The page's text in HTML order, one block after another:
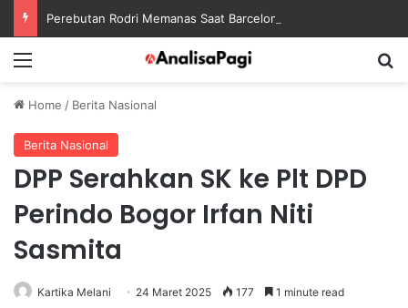
Home / Berita Nasional
Berita Nasional
DPP Serahkan SK ke Plt DPD
Perindo Bogor Irfan Niti
Sasmita
Kartika Melani 24 Maret 2025 177 1 minute read